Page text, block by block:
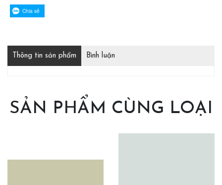
Chia sẻ
Thông tin sản phẩm Bình luận
SẢN PHẨM CÙNG LOẠI